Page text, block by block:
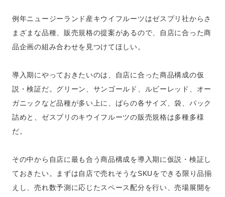
例年ニュージーランド産キウイフルーツはゼスプリ社からさ
まざまな品種、販売規格の提案があるので、自店に合った商
品企画の組み合わせを見つけてほしい。
導入期にやっておきたいのは、自店に合った商品構成の仮
説・検証だ。グリーン、サンゴールド、ルビーレッド、オー
ガニックなど品種が多い上に、ばらの各サイズ、袋、パック
詰めと、ゼスプリのキウイフルーツの販売規格は多種多様
だ。
その中から自店に最も合う商品構成を導入期に仮説・検証し
ておきたい。まずは自店で売れそうなSKUをできる限り品揃
えし、売れ数予測に応じたスペース配分を行い、売場展開を